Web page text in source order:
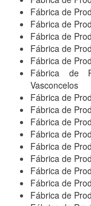
Fábrica de
Fábrica de
Fábrica de
Fábrica de
Fábrica de
Fábrica de
Vasconcelos
Fábrica de
Fábrica de
Fábrica de
Fábrica de
Fábrica de
Fábrica de
Fábrica de
Fábrica de
Fábrica de